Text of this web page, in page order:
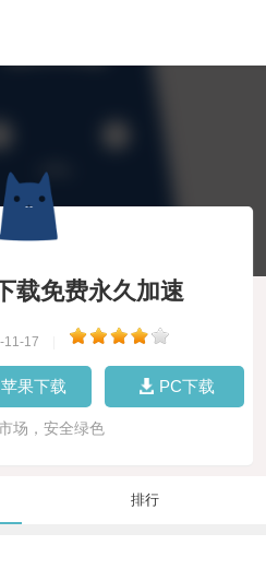
载免费永久加速
11-17
苹果下载 PC下载
场，安全绿色
排行